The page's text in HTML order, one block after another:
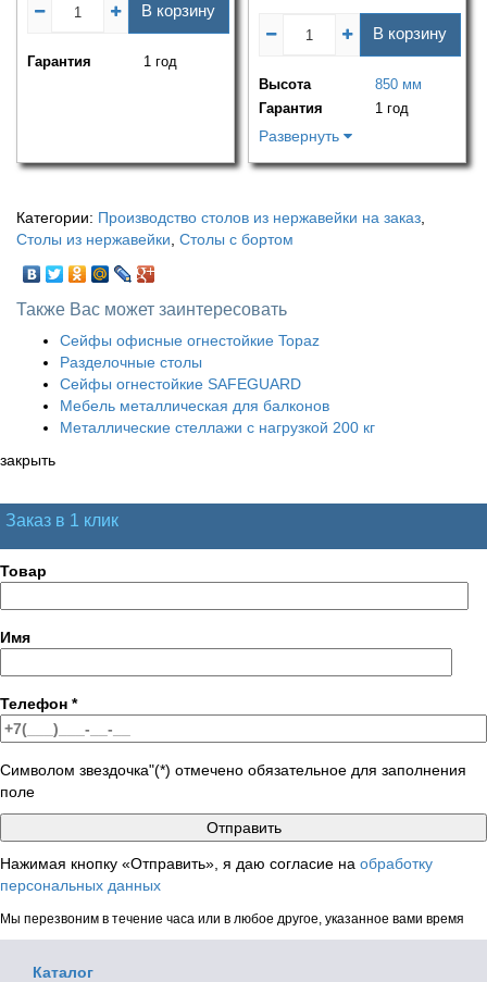
В корзину
Гарантия 1 год
В корзину
Высота
850 мм
Гарантия
1 год
Развернуть
Категории: Производство столов из нержавейки на заказ,
Столы из нержавейки, Столы с бортом
Также Вас может заинтересовать
Сейфы офисные огнестойкие Topaz
Разделочные столы
Сейфы огнестойкие SAFEGUARD
Мебель металлическая для балконов
Металлические стеллажи с нагрузкой 200 кг
закрыть
Заказ в 1 клик
Товар
Имя
Телефон *
Символом звездочка"(*) отмечено обязательное для заполнения
поле
Нажимая кнопку «Отправить», я даю согласие на обработку
персональных данных
Мы перезвоним в течение часа или в любое другое, указанное вами время
Каталог